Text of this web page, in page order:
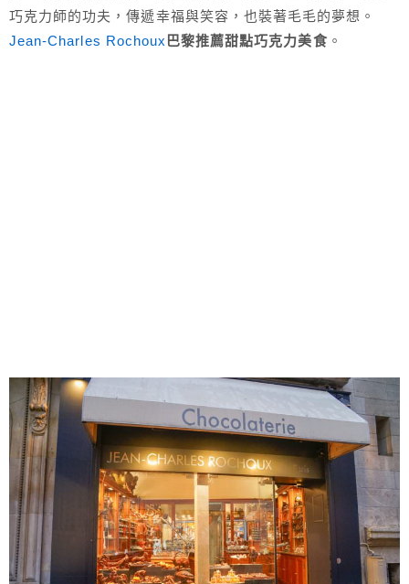
巧克力師的功夫，傳遞幸福與笑容，也裝著毛毛的夢想。
Jean-Charles Rochoux 巴黎推薦甜點巧克力美食 。